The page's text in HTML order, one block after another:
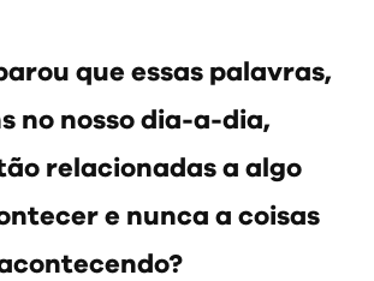
que essas palavras,
no nosso dia-a-dia,
relacionadas a algo
e nunca a coisas